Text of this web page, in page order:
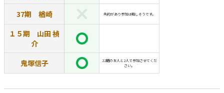
37期 楢崎 先約があり参加は難しそうです。
１５期 山田 禎
介
鬼塚信子
22期の友人と2人で参加させてくだ
さい。